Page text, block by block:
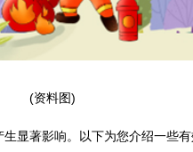
(资料图)
显著影响。以下为您介绍一些